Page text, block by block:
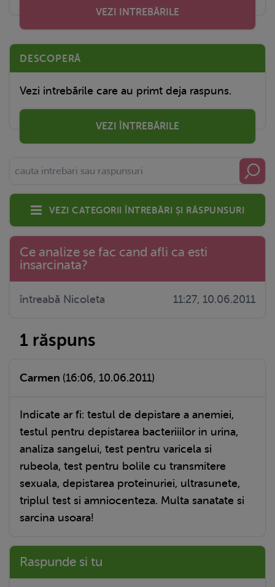
VEZI INTREBĂRILE
DESCOPERĂ
Vezi intrebările care au primt deja raspuns.
VEZI ÎNTREBĂRILE
Vezi categorii întrebări și răspunsuri
Ce analize se fac cand afli ca esti
insarcinata?
întreabă Nicoleta 11:27, 10.06.2011
1 răspuns
Carmen (16:06, 10.06.2011)
Indicate ar fi: testul de depistare a anemiei,
testul pentru depistarea bacteriiilor in urina,
analiza sangelui, test pentru varicela si
rubeola, test pentru bolile cu transmitere
sexuala, depistarea proteinuriei, ultrasunete,
triplul test si amniocenteza. Multa sanatate si
sarcina usoara!
Raspunde si tu